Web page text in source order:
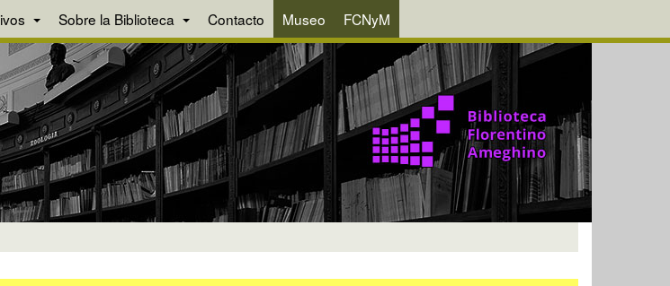
Sobre la Biblioteca Contacto Museo FCNyM